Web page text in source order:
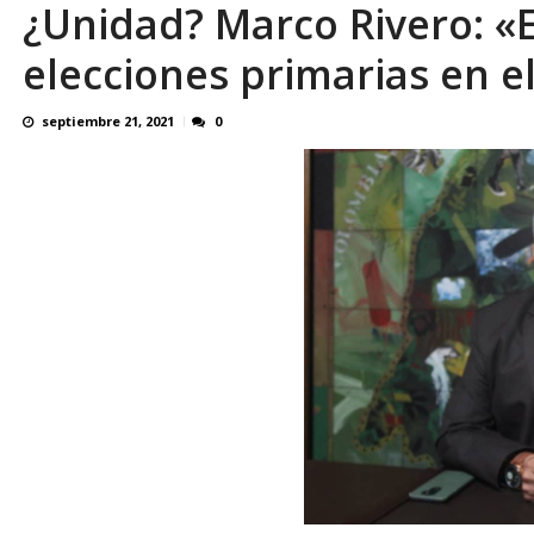
Binance despliega su tarjeta en
¿Unidad? Marco Rivero:
elecciones primarias en
septiembre 21, 2021 0